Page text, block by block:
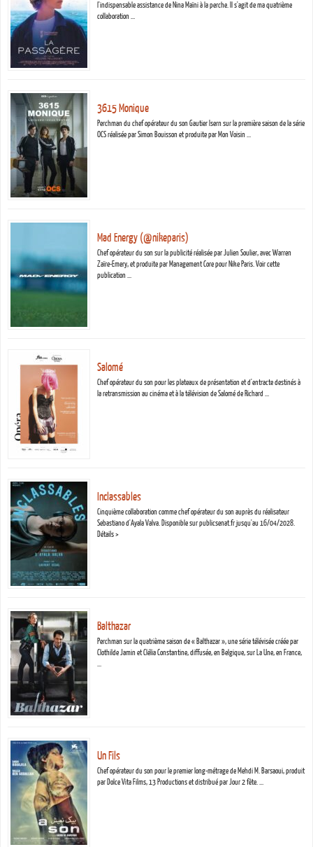
l'indispensable assistance de Nina Maïni à la perche. Il s'agit de ma quatrième
collaboration …
3615 Monique
Perchman du chef opérateur du son Gautier Isern sur la première saison de la série
OCS réalisée par Simon Bouisson et produite par Mon Voisin …
Mad Energy (@nikeparis)
Chef opérateur du son sur la publicité réalisée par Julien Soulier, avec Warren
Zaïre-Emery, et produite par Management Core pour Nike Paris. Voir cette
publication …
Salomé
Chef opérateur du son pour les plateaux de présentation et d'entracte destinés à
la retransmission au cinéma et à la télévision de Salomé de Richard …
Inclassables
Cinquième collaboration comme chef opérateur du son auprès du réalisateur
Sebastiano d'Ayala Valva. Disponible sur publicsenat.fr jusqu'au 16/04/2028.
Détails >
Balthazar
Perchman sur la quatrième saison de « Balthazar », une série télévisée créée par
Clothilde Jamin et Clélia Constantine, diffusée, en Belgique, sur La Une, en France,
…
Un Fils
Chef opérateur du son pour le premier long-métrage de Mehdi M. Barsaoui, produit
par Dolce Vita Films, 13 Productions et distribué par Jour 2 fête. …